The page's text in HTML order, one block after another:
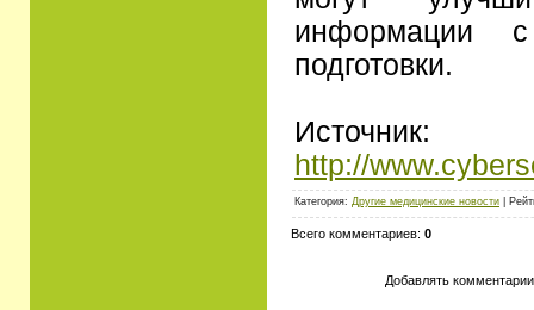
информации
подготовки.
Источник:
http://
Категория: Другие медицинские новости |
Всего комментариев: 0
Добавлять